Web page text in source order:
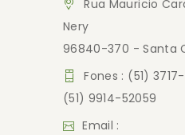
Rua Mauricio
Nery
96840-370 - Santa
Fones : (51)
(51) 9914-52059
Email :